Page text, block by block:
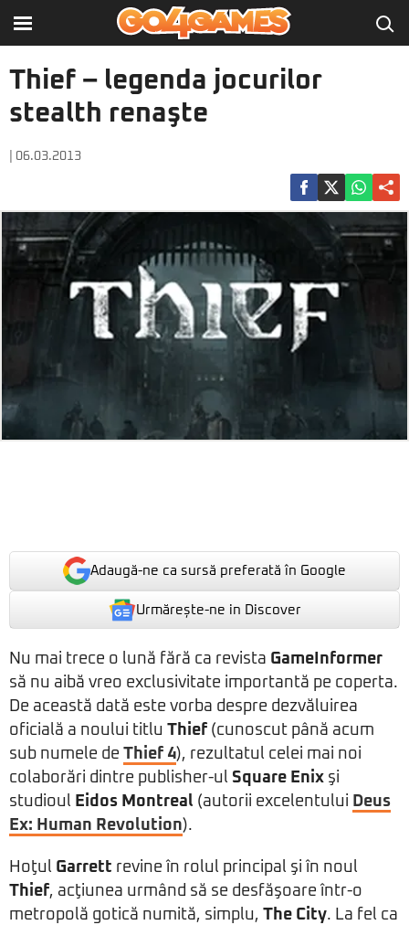
Thief – legenda jocurilor
stealth renaşte
| 06.03.2013
Adaugă-ne ca sursă preferată în Google
Urmărește-ne in Discover
Nu mai trece o lună fără ca revista GameInformer
să nu aibă vreo exclusivitate importantă pe coperta.
De această dată este vorba despre dezvăluirea
oficială a noului titlu Thief (cunoscut până acum
sub numele de Thief 4), rezultatul celei mai noi
colaborări dintre publisher-ul Square Enix şi
studioul Eidos Montreal (autorii excelentului Deus
Ex: Human Revolution).
Hoţul Garrett revine în rolul principal şi în noul
Thief, acţiunea urmând să se desfăşoare într-o
metropolă gotică numită, simplu, The City. La fel ca